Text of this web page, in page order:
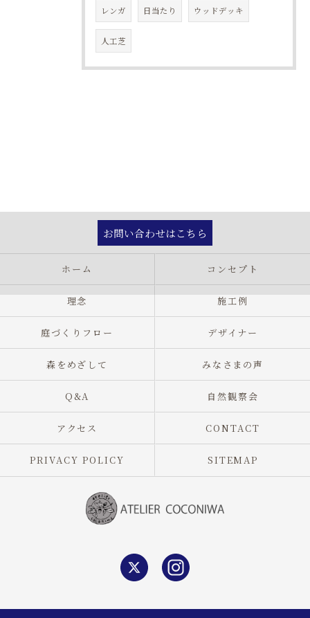
レンガ 日当たり ウッドデッキ
人工芝
お問い合わせはこちら
ホーム コンセプト
理念 施工例
庭づくりフロー デザイナー
森をめざして みなさまの声
Q&A 自然観察会
アクセス CONTACT
PRIVACY POLICY SITEMAP